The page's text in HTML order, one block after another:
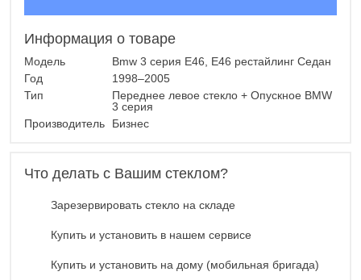
Информация о товаре
Модель
Bmw 3 серия E46, E46 рестайлинг Седан
Год
1998–2005
Тип
Переднее левое стекло + Опускное BMW
3 серия
Производитель
Бизнес
Что делать с Вашим стеклом?
Зарезервировать стекло на складе
Купить и установить в нашем сервисе
Купить и установить на дому (мобильная бригада)